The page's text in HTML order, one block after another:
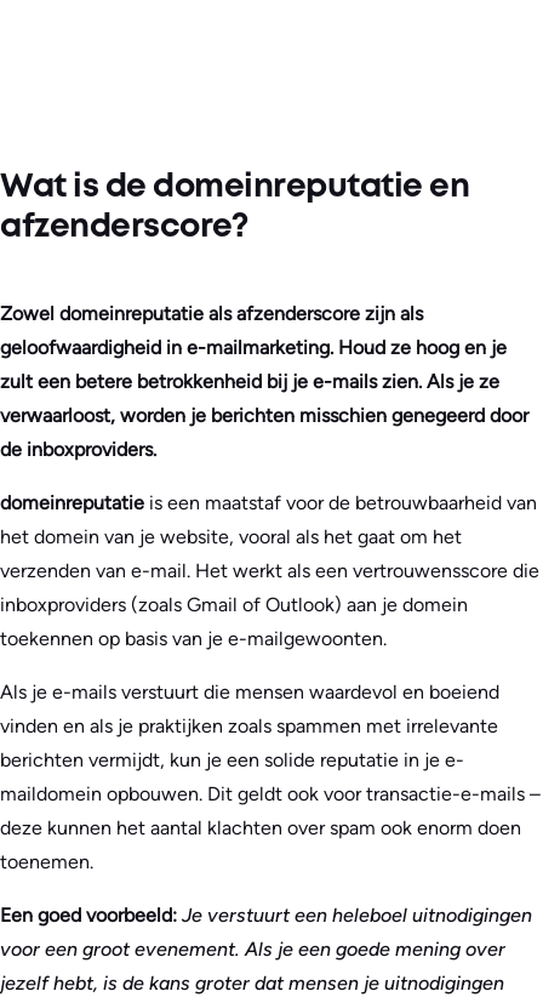
Wat is de domeinreputatie en
afzenderscore?
Zowel domeinreputatie als afzenderscore zijn als
geloofwaardigheid in e-mailmarketing. Houd ze hoog en je
zult een betere betrokkenheid bij je e-mails zien. Als je ze
verwaarloost, worden je berichten misschien genegeerd door
de inboxproviders.
domeinreputatie is een maatstaf voor de betrouwbaarheid van
het domein van je website, vooral als het gaat om het
verzenden van e-mail. Het werkt als een vertrouwensscore die
inboxproviders (zoals Gmail of Outlook) aan je domein
toekennen op basis van je e-mailgewoonten.
Als je e-mails verstuurt die mensen waardevol en boeiend
vinden en als je praktijken zoals spammen met irrelevante
berichten vermijdt, kun je een solide reputatie in je e-
maildomein opbouwen. Dit geldt ook voor transactie-e-mails –
deze kunnen het aantal klachten over spam ook enorm doen
toenemen.
Een goed voorbeeld: Je verstuurt een heleboel uitnodigingen
voor een groot evenement. Als je een goede mening over
jezelf hebt, is de kans groter dat mensen je uitnodigingen